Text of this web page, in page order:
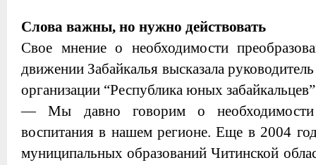
Слова важны, но нужно действовать
Свое мнение о необходимости
движении Забайкалья высказала
организации “Республика юных
— Мы давно говорим о необходимости
воспитания в нашем регионе. Еще в 2004
муниципальных образований Читинской